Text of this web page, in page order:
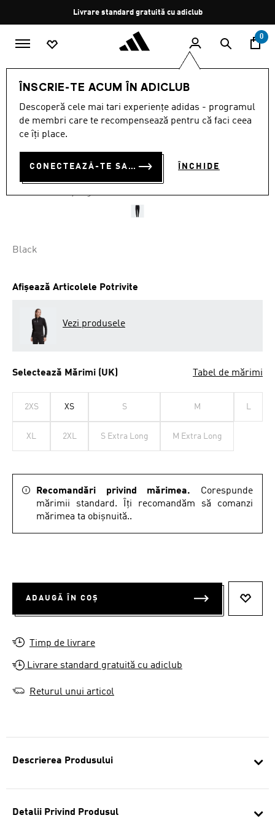
Oprește
rotația
Livrare standard gratuită cu adiclub
0
ÎNSCRIE-TE ACUM ÎN ADICLUB
Descoperă cele mai tari experiențe adidas - programul
de membri care te recompensează pentru că faci ceea
ce îți place.
CONECTEAZĂ-TE SAU ÎNSCRIE-TE ACUM ÎNCHIDE
Descrierea Produsului
Detalii Privind Produsul
Femei
PANTALONI DE TRENING
ENTRADA 22
RON 120.00
Black
Afișează Articolele Potrivite
Vezi produsele
Selectează Mărimi (UK) Tabel de mărimi
2XS XS S M L
XL 2XL S Extra Long M Extra Long
Recomandări privind mărimea. Corespunde
mărimii standard. Îți recomandăm să comanzi
mărimea ta obișnuită..
ADAUGĂ ÎN COȘ
Timp de livrare
Livrare standard gratuită cu adiclub
Returul unui articol